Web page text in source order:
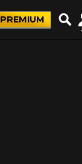
PREMIUM